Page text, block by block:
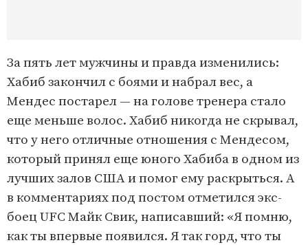
За пять лет мужчины и правда изменились:
Хабиб закончил с боями и набрал вес, а
Мендес постарел — на голове тренера стало
еще меньше волос. Хабиб никогда не скрывал,
что у него отличные отношения с Мендесом,
который принял еще юного Хабиба в одном из
лучших залов США и помог ему раскрыться. А
в комментариях под постом отметился экс-
боец UFC Майк Свик, написавший: «Я помню,
как ты впервые появился. Я так горд, что ты